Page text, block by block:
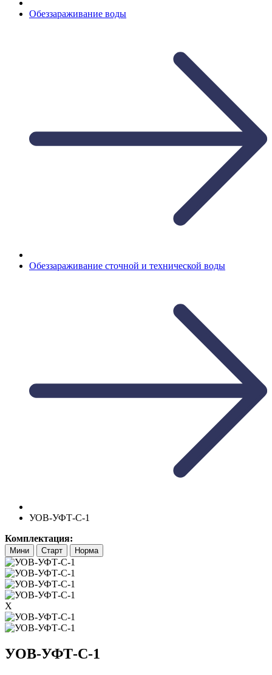
Обеззараживание воды
Обеззараживание сточной и технической воды
УОВ-УФТ-С-1
Комплектация:
Мини Старт Норма
X
УОВ-УФТ-С-1